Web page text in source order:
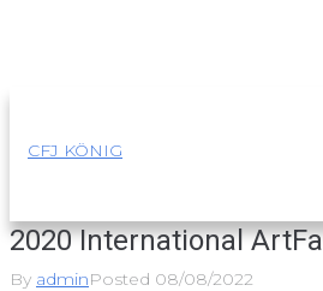
CFJ KÖNIG
2020 International
By adminPosted 08/08/2022